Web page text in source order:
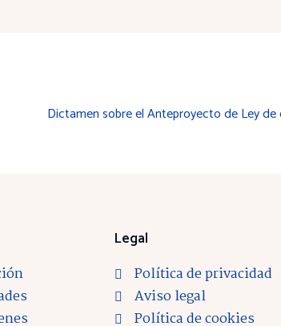
Legal
Política de privacidad
Aviso legal
Política de cookies